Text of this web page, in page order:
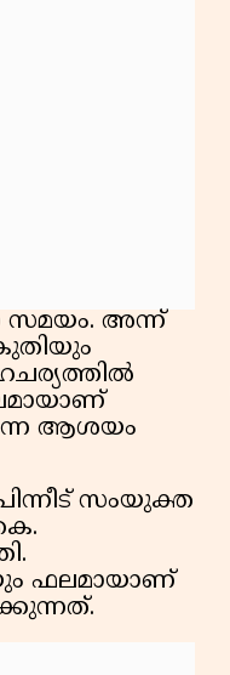
സമയം. അന്ന്
ആശയം
സംയുക്ത
ഫലമായാണ്